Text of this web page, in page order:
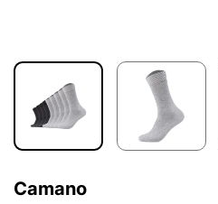
Camano